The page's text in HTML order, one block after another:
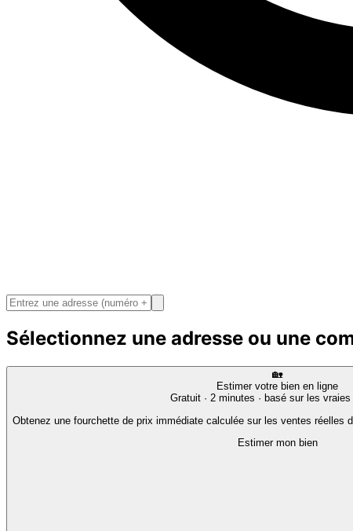
Sélectionnez une adresse ou une
🏡
Estimer votre bien en ligne
Gratuit · 2 minutes · basé sur les
Obtenez une fourchette de prix immédiate calculée sur les ventes réelles
Estimer mon bien